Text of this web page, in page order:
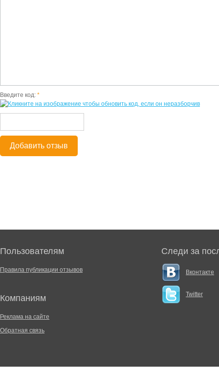
Введите код: *
Добавить отзыв
Пользователям
Правила публикации отзывов
Компаниям
Реклама на сайте
Обратная связь
Следи за
Вконтакте
Twitter